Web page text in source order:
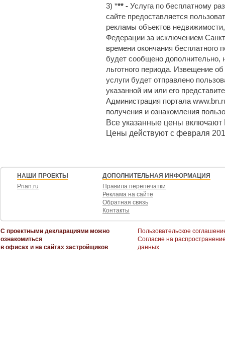
3) *** - Услуга по бесплатному
сайте предоставляется
рекламы объектов
Федерации за исключением
времени окончания бесплатного
будет сообщено дополнительно,
льготного периода. Извещение об
услуги будет отправлено
указанной им или его
Администрация портала
получения и ознакомления
Все указанные цены
Цены действуют с февраля
НАШИ ПРОЕКТЫ
Prian.ru
ДОПОЛНИТЕЛЬНАЯ ИНФОРМАЦИЯ
Правила перепечатки
Реклама на сайте
Обратная связь
Контакты
С проектными декларациями можно
ознакомиться
в офисах и на сайтах застройщиков
Пользовательское
Согласие на
данных